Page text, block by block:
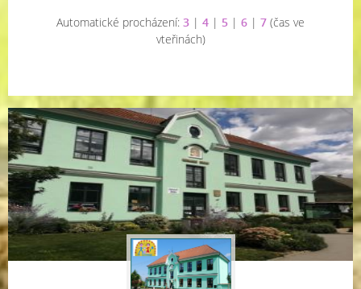
Automatické procházení: 3 | 4 | 5 | 6 | 7 (čas ve
vteřinách)